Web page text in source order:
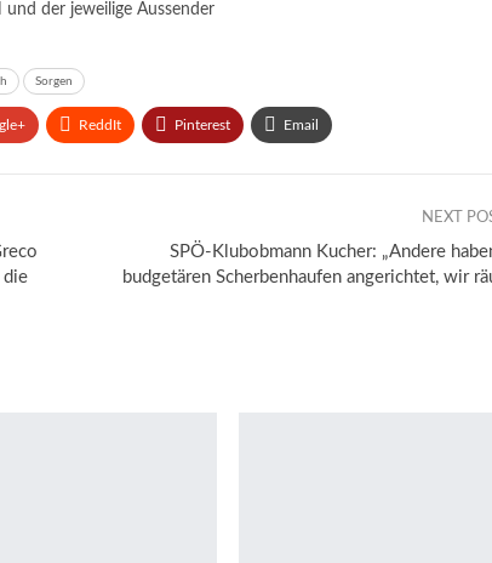
der jeweilige Aussender
Sorgen
ReddIt Pinterest Email
die
NEXT
SPÖ-Klubobmann Kucher: „Andere
budgetären Scherbenhaufen angerichtet, wir